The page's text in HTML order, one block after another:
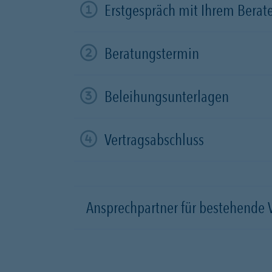
Erstgespräch mit Ihrem
Beratungstermin
Beleihungsunterlagen
Vertragsabschluss
Ansprechpartner für bestehende